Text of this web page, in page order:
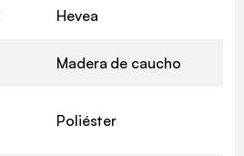
Hevea
Madera de caucho
Poliéster